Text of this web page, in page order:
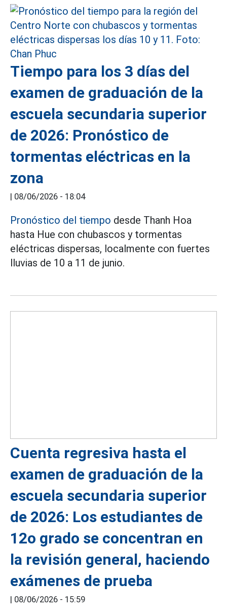
Tiempo para los 3 días del
examen de graduación de la
escuela secundaria superior
de 2026: Pronóstico de
tormentas eléctricas en la
zona
| 08/06/2026 - 18:04
Pronóstico del tiempo desde Thanh Hoa
hasta Hue con chubascos y tormentas
eléctricas dispersas, localmente con fuertes
lluvias de 10 a 11 de junio.
Cuenta regresiva hasta el
examen de graduación de la
escuela secundaria superior
de 2026: Los estudiantes de
12o grado se concentran en
la revisión general, haciendo
exámenes de prueba
08/06/2026 - 15:59